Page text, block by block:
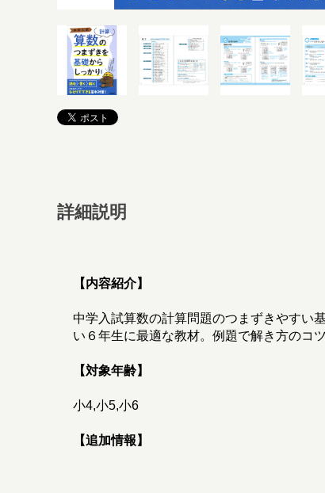
詳細説明
【内容紹介】
中学入試算数の計算問題のつまずきやすい
い６年生に最適な教材。例題で解き方のコ
【対象年齢】
小4,小5,小6
【追加情報】